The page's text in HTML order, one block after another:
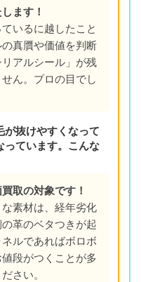
ます！
いるに越したこと
真贋や価値を判断
アルシール」が残
ん。プロの目でし
抜けやすくなって
っています。こんな
取の対象です！
素材は、経年劣化
革のベタつきが起
ルであればボロボ
段がつくことが多
さい。